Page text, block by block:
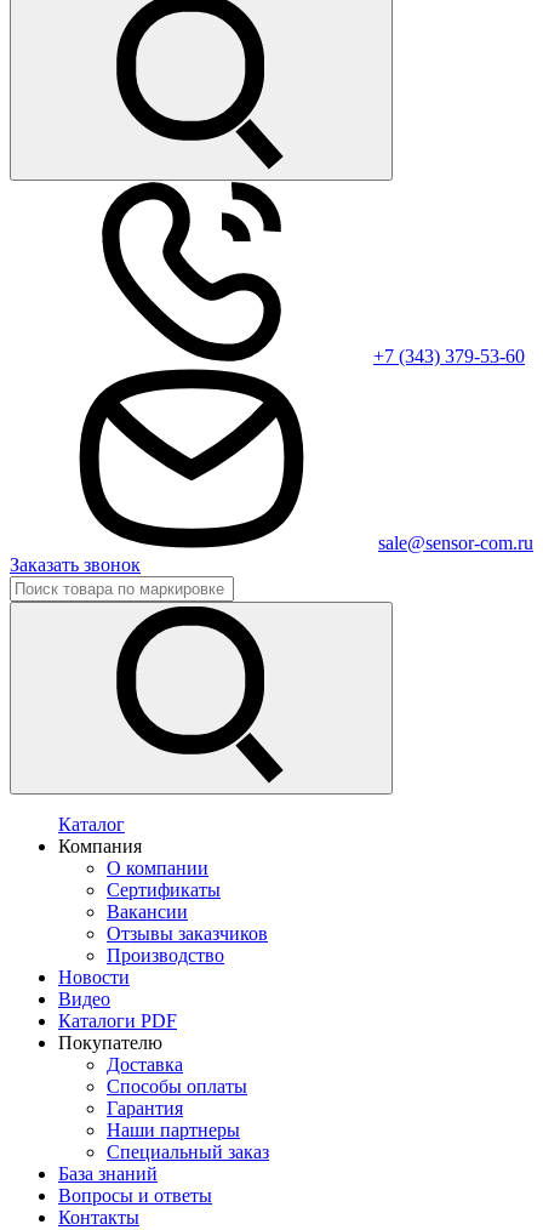
+7 (343) 379-53-60
sale@sensor-com.ru
Заказать звонок
Каталог
Компания
О компании
Сертификаты
Вакансии
Отзывы заказчиков
Производство
Новости
Видео
Каталоги PDF
Покупателю
Доставка
Способы оплаты
Гарантия
Наши партнеры
Специальный заказ
База знаний
Вопросы и ответы
Контакты